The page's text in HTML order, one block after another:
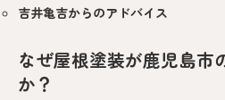
吉井亀吉からのアドバイス
なぜ屋根塗装が鹿児島市
か？